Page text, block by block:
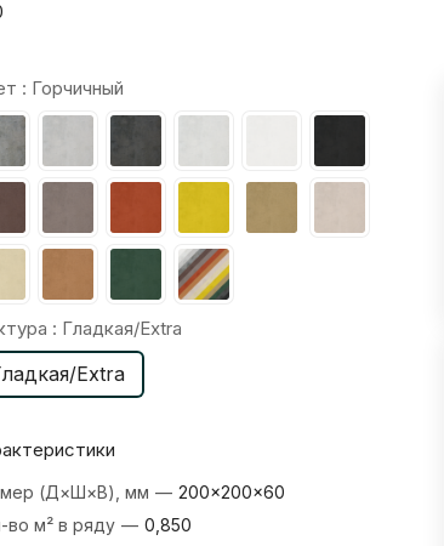
: Горчичный
: Гладкая/Extra
Extra
(Д×Ш×В), мм — 200×200×60
во м² в ряду — 0,850